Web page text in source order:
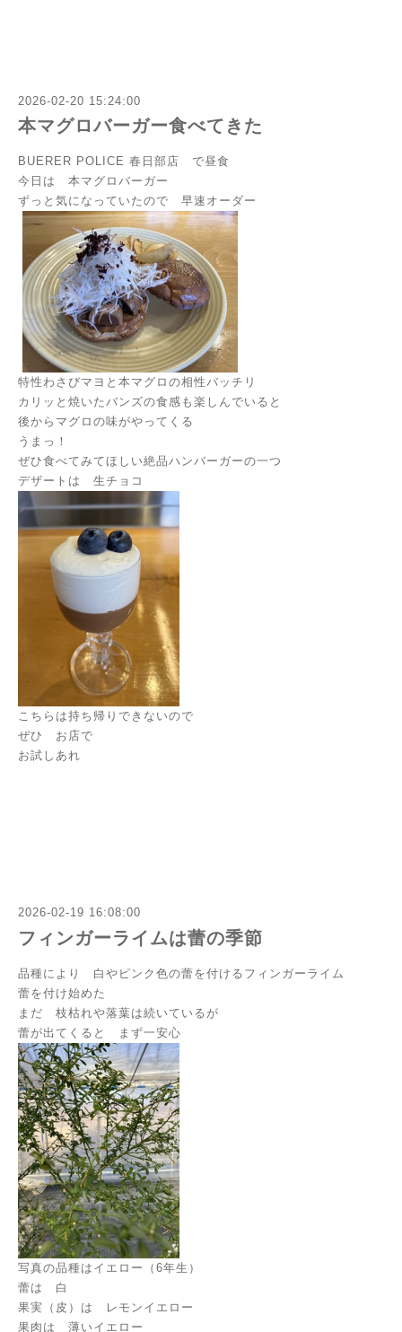
2026-02-20 15:24:00
本マグロバーガー食べてきた
BUERER POLICE 春日部店 で昼食
今日は 本マグロバーガー
ずっと気になっていたので 早速オーダー
特性わさびマヨと本マグロの相性バッチリ
カリッと焼いたバンズの食感も楽しんでいると
後からマグロの味がやってくる
うまっ！
ぜひ食べてみてほしい絶品ハンバーガーの一つ
デザートは 生チョコ
こちらは持ち帰りできないので
ぜひ お店で
お試しあれ
2026-02-19 16:08:00
フィンガーライムは蕾の季節
品種により 白やピンク色の蕾を付けるフィンガーライム
蕾を付け始めた
まだ 枝枯れや落葉は続いているが
蕾が出てくると まず一安心
写真の品種はイエロー（6年生）
蕾は 白
果実（皮）は レモンイエロー
果肉は 薄いイエロー